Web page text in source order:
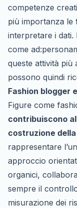
competenze
più importanza le
interpretare i dati.
come
queste attività più
possono quindi
Fashion blogger
Figure come
contribuiscono
costruzione
rappresentare
approccio
organici,
sempre il
misurazione dei